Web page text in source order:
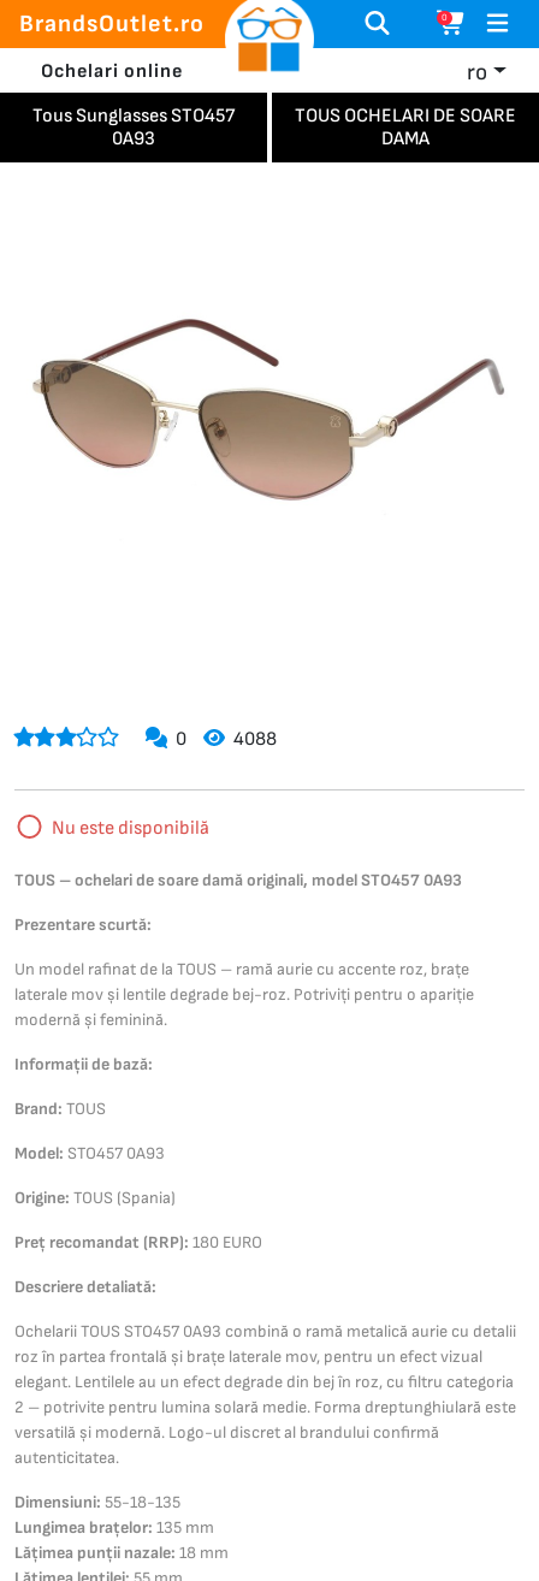
BrandsOutlet.ro 0
Ochelari online ro
Tous Sunglasses STO457
0A93
TOUS OCHELARI DE SOARE
DAMA
0 4088
Nu este disponibilă
TOUS – ochelari de soare damă originali, model STO457 0A93
Prezentare scurtă:
Un model rafinat de la TOUS – ramă aurie cu accente roz, brațe
laterale mov și lentile degrade bej-roz. Potriviți pentru o apariție
modernă și feminină.
Informații de bază:
Brand: TOUS
Model: STO457 0A93
Origine: TOUS (Spania)
Preț recomandat (RRP): 180 EURO
Descriere detaliată:
Ochelarii TOUS STO457 0A93 combină o ramă metalică aurie cu detalii
roz în partea frontală și brațe laterale mov, pentru un efect vizual
elegant. Lentilele au un efect degrade din bej în roz, cu filtru categoria
2 – potrivite pentru lumina solară medie. Forma dreptunghiulară este
versatilă și modernă. Logo-ul discret al brandului confirmă
autenticitatea.
Dimensiuni: 55-18-135
Lungimea brațelor: 135 mm
Lățimea punții nazale: 18 mm